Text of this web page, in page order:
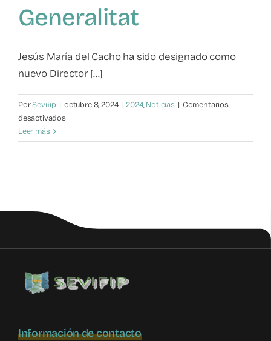
Mapa de recursos
Observatorio VFP
Generalitat
Jesús María del Cacho ha sido designado como
nuevo Director [...]
PorSevifip | octubre 8, 2024 | 2024,Noticias | Comentarios
desactivadosen
María
la
Leer más
Información de contacto